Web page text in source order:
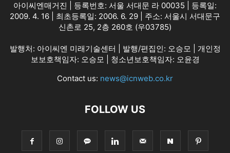
아이씨엔매거진 | 등록번호: 서울 서대문 라 00035 | 등록일:
2009. 4. 16 | 최초등록일: 2006. 6. 29 | 주소: 서울시 서대문구
신촌로 25, 2층 260호 (우03785)
발행처: 아이씨엔 미래기술센터 | 발행/편집인: 오승모 | 개인정
보보호책임자: 오승모 | 청소년보호책임자: 오윤경
Contact us: news@icnweb.co.kr
FOLLOW US